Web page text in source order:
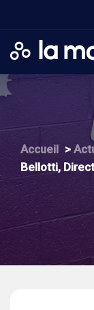
Accueil > A
Bellotti,